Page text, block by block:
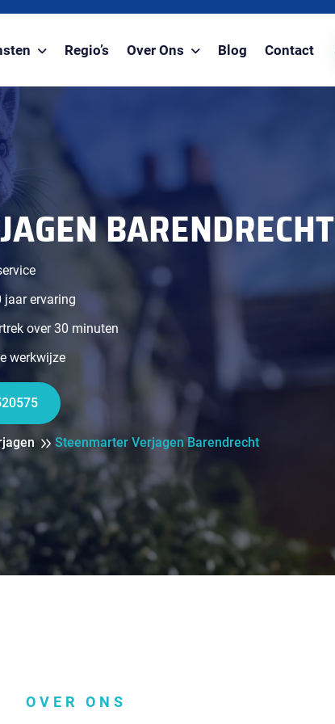
Regio’s Over Ons Blog Contact
BARENDRECHT
jaar ervaring
over 30 minuten
werkwijze
Steenmarter Verjagen Barendrecht
OVER ONS